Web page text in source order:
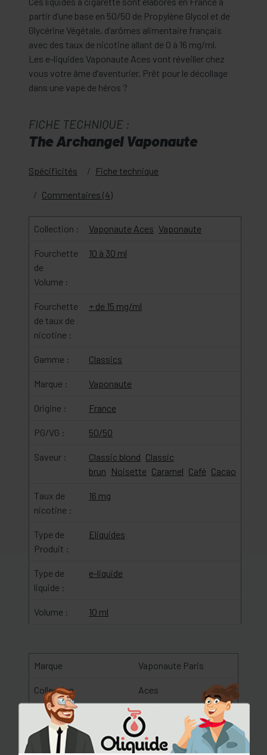
partir d’une base en 50/50 de Propylène Glycol et de
Glycérine Végétale, d’arômes alimentaire français
avec des taux de nicotine allant de 0 à 16 mg/ml.
Les e-liquides Vaponaute Aces vont réveiller chez
vous votre âme d’aventurier. Prêt pour le décollage
dans une vape de héros ?
FICHE TECHNIQUE :
The Archangel Vaponaute
Spécificités Fiche technique
Commentaires (4)
Collection : Vaponaute Aces Vaponaute
Fourchette
de
Volume :
10 à 30 ml
Fourchette
de taux de
nicotine :
+ de 15 mg/ml
Gamme : Classics
Marque : Vaponaute
Origine : France
PG/VG : 50/50
Saveur : Classic blond Classic
brun Noisette Caramel Café Cacao
Taux de
nicotine :
16 mg
Type de
Produit :
Eliquides
Type de
liquide :
e-liquide
Volume : 10 ml
Marque Vaponaute Paris
Collection Aces
Origine France
Gamme Classics